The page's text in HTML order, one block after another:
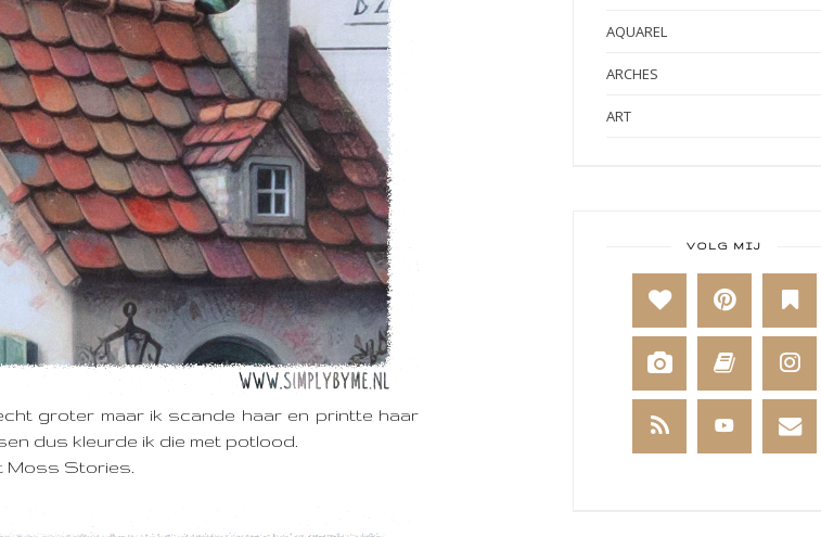
groter maar ik scande haar en printte haar
dus kleurde ik die met potlood.
Moss Stories.
AQUAREL
ARCHES
ART
BAKKEN
BEESTENBOEL
BOEKEN
BREIEN
BRUSHO
VOLG MIJ